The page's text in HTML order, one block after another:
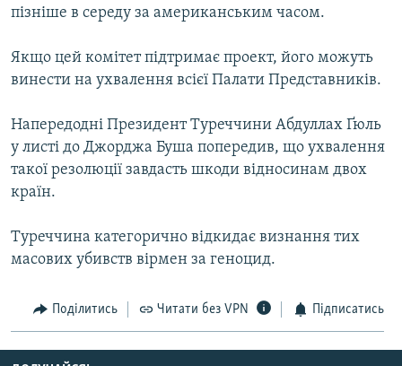
пізніше в середу за американським часом.
Якщо цей комітет підтримає проект, його можуть
винести на ухвалення всієї Палати Представників.
Напередодні Президент Туреччини Абдуллах Ґюль
у листі до Джорджа Буша попередив, що ухвалення
такої резолюції завдасть шкоди відносинам двох
країн.
Туреччина категорично відкидає визнання тих
масових убивств вірмен за геноцид.
Поділитись Читати без VPN Підписатись